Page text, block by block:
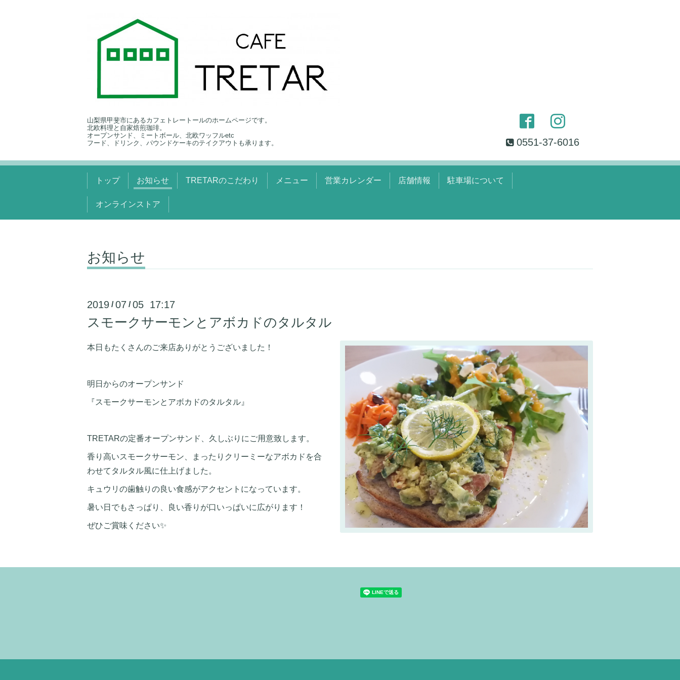
山梨県甲斐市にあるカフェトレートールのホームページです。
北欧料理と自家焙煎珈琲。
オープンサンド、ミートボール、北欧ワッフルetc
フード、ドリンク、パウンドケーキのテイクアウトも承ります。
0551-37-6016
トップ お知らせ TRETARのこだわり メニュー 営業カレンダー 店舗情報 駐車場について
オンラインストア
お知らせ
2019 /07 /05 17:17
スモークサーモンとアボカドのタルタル
本日もたくさんのご来店ありがとうございました！
明日からのオープンサンド
『スモークサーモンとアボカドのタルタル』
TRETARの定番オープンサンド、久しぶりにご用意致します。
香り高いスモークサーモン、まったりクリーミーなアボカドを合
わせてタルタル風に仕上げました。
キュウリの歯触りの良い食感がアクセントになっています。
暑い日でもさっぱり、良い香りが口いっぱいに広がります！
ぜひご賞味ください✨